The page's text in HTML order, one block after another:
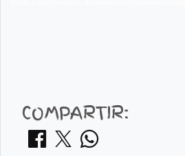
COMPARTIR: